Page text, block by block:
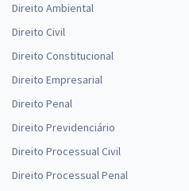
Direito Ambiental
Direito Civil
Direito Constitucional
Direito Empresarial
Direito Penal
Direito Previdenciário
Direito Processual Civil
Direito Processual Penal